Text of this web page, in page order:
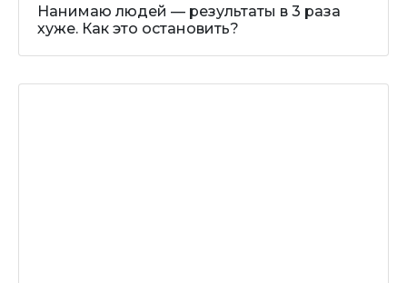
Нанимаю людей — результаты в 3 раза
хуже. Как это остановить?